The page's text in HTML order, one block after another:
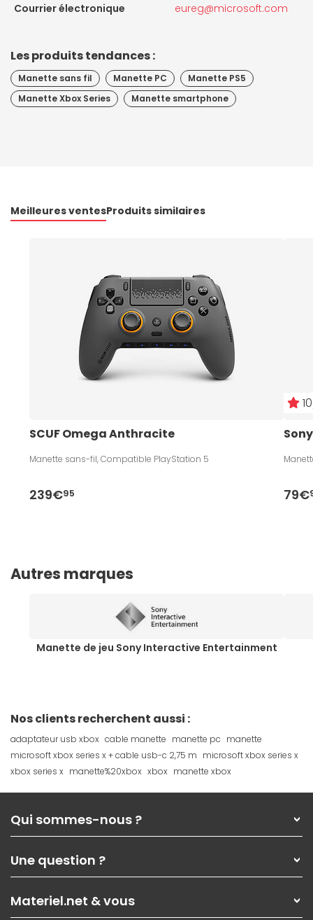
Courrier électronique
eureg@microsoft.com
Les produits tendances :
Manette sans fil Manette PC
Manette PS5
Manette Xbox Series
Manette smartphone
Meilleures ventesProduits similaires
SCUF Omega Anthracite
Manette sans-fil, Compatible PlayStation 5
239€95 79€
Autres marques
Manette de jeu Sony Interactive Entertainment
Nos clients recherchent aussi :
adaptateur usb xbox cable manette manette pc manette
microsoft xbox series x + cable usb-c 2,75 m microsoft xbox series x
xbox series x manette%20xbox xbox manette xbox
Qui sommes-nous ?
Nos services
Les magasins Materiel.net
Nos solutions pour les pros
Contactez-nous
Une question ?
Paiement, livraison
Materiel.net & vous